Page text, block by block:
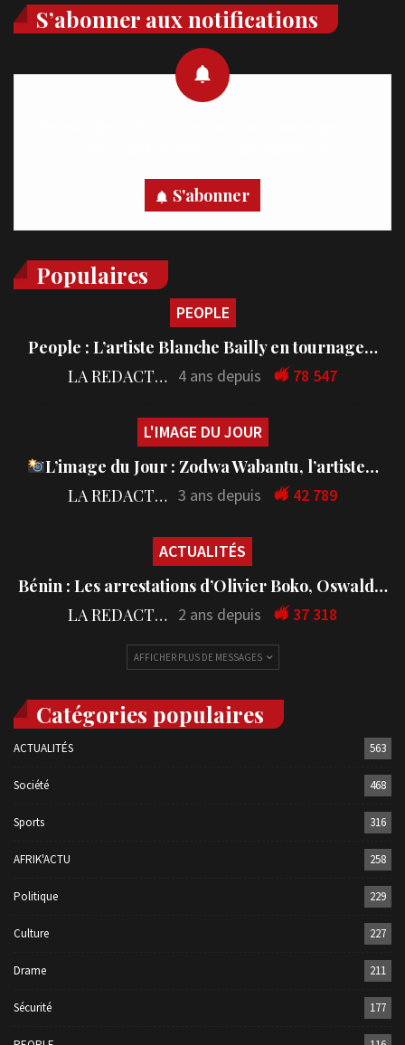
S’abonner aux notifications
S'abonner
Populaires
PEOPLE
People : L’artiste Blanche Bailly en tournage…
LA REDACTION 4 ans depuis 78 547
L'IMAGE DU JOUR
L’image du Jour : Zodwa Wabantu, l’artiste…
LA REDACTION 3 ans depuis 42 789
ACTUALITÉS
Bénin : Les arrestations d’Olivier Boko, Oswald…
LA REDACTION 2 ans depuis 37 318
AFFICHER PLUS DE MESSAGES
Catégories populaires
ACTUALITÉS 563
Société 468
Sports 316
AFRIK'ACTU 258
Politique 229
Culture 227
Drame 211
Sécurité 177